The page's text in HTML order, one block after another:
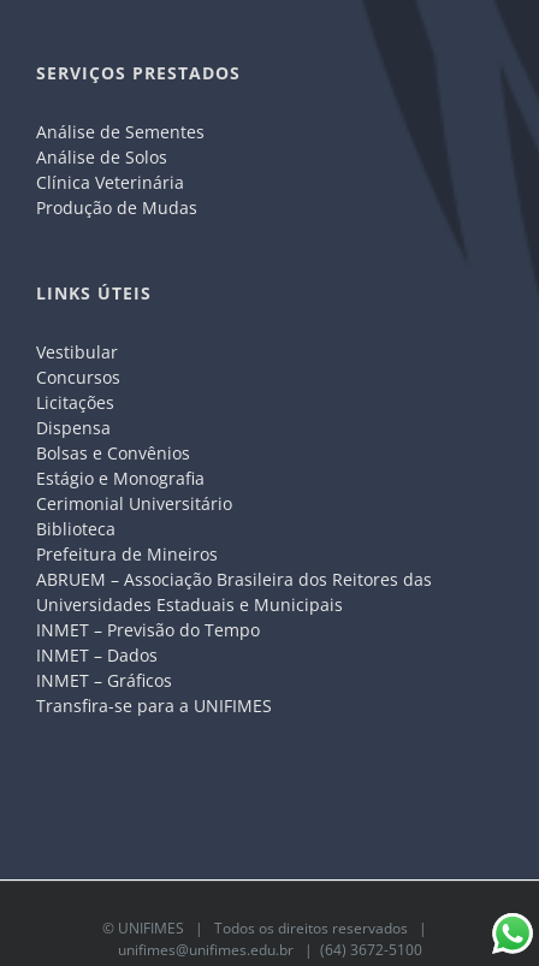
SERVIÇOS PRESTADOS
Análise de Sementes
Análise de Solos
Clínica Veterinária
Produção de Mudas
LINKS ÚTEIS
Vestibular
Concursos
Licitações
Dispensa
Bolsas e Convênios
Estágio e Monografia
Cerimonial Universitário
Biblioteca
Prefeitura de Mineiros
ABRUEM – Associação Brasileira dos Reitores das
Universidades Estaduais e Municipais
INMET – Previsão do Tempo
INMET – Dados
INMET – Gráficos
Transfira-se para a UNIFIMES
© UNIFIMES | Todos os direitos reservados |
unifimes@unifimes.edu.br| (64) 3672-5100